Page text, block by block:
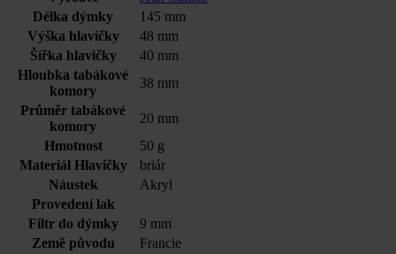
Délka dýmky
145 mm
Výška hlavičky
48 mm
Šířka hlavičky
40 mm
Hloubka tabákové
komory
38 mm
Průměr tabákové
komory
20 mm
Hmotnost
50 g
Materiál Hlavičky
briár
Náustek
Akryl
Provedení lak
Filtr do dýmky
9 mm
Země původu
Francie